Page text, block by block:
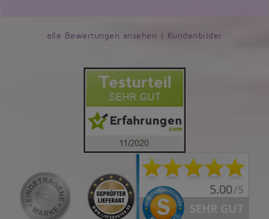
alle Bewertungen ansehen | Kundenbilder